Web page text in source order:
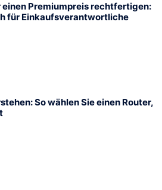
Premiumpreis rechtfertigen:
für Einkaufsverantwortliche
So wählen Sie einen Router,